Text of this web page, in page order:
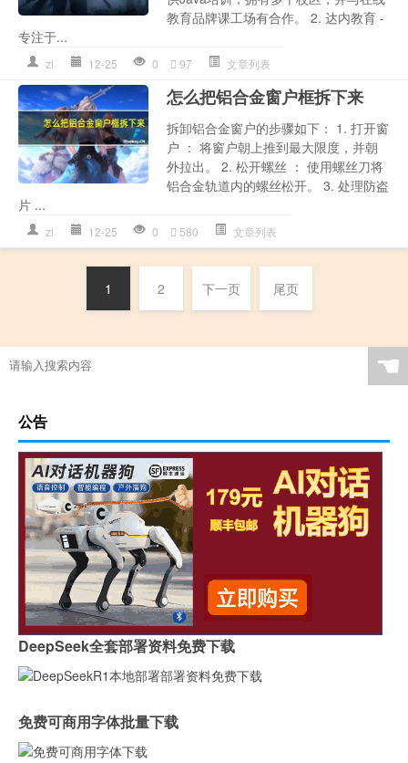
教育品牌课工场有合作。 2. 达内教育 -
专注于...
zl 12-25 0 97 文章列表
怎么把铝合金窗户框拆下来
拆卸铝合金窗户的步骤如下： 1. 打开窗
户 ： 将窗户朝上推到最大限度，并朝
外拉出。 2. 松开螺丝 ： 使用螺丝刀将
铝合金轨道内的螺丝松开。 3. 处理防盗
片 ...
zl 12-25 0 580 文章列表
1 2 下一页 尾页
☚
公告
DeepSeek全套部署资料免费下载
免费可商用字体批量下载